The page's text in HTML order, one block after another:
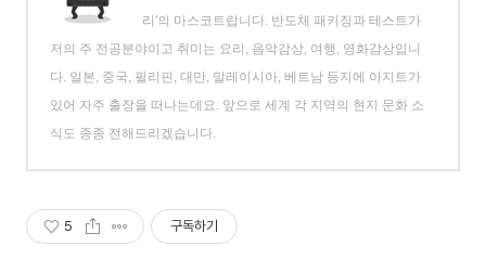
리'의 마스코트랍니다. 반도체 패키징과 테스트가
저의 주 전공분야이고 취미는 요리, 음악감상, 여행, 영화감상입니
다. 일본, 중국, 필리핀, 대만, 말레이시아, 베트남 등지에 아지트가
있어 자주 출장을 떠나는데요. 앞으로 세계 각 지역의 현지 문화 소
식도 종종 전해드리겠습니다.
5 구독하기